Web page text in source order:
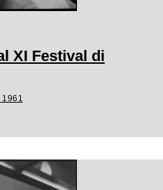
XI Festival di